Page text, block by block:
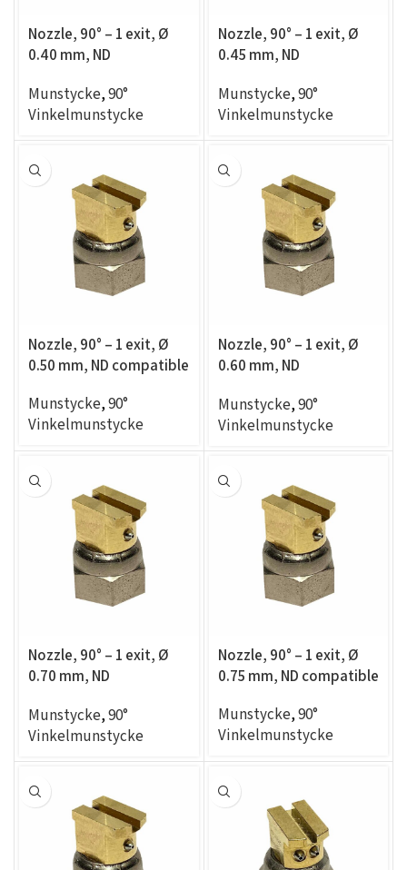
Nozzle, 90° – 1 exit, Ø
0.40 mm, ND
Munstycke,90°
Vinkelmunstycke
Nozzle, 90° – 1 exit, Ø
0.45 mm, ND
Munstycke,90°
Vinkelmunstycke
Nozzle, 90° – 1 exit, Ø
0.50 mm, ND compatible
Munstycke,90°
Vinkelmunstycke
Nozzle, 90° – 1 exit, Ø
0.60 mm, ND
Munstycke,90°
Vinkelmunstycke
Nozzle, 90° – 1 exit, Ø
0.70 mm, ND
Munstycke,90°
Vinkelmunstycke
Nozzle, 90° – 1 exit, Ø
0.75 mm, ND compatible
Munstycke,90°
Vinkelmunstycke